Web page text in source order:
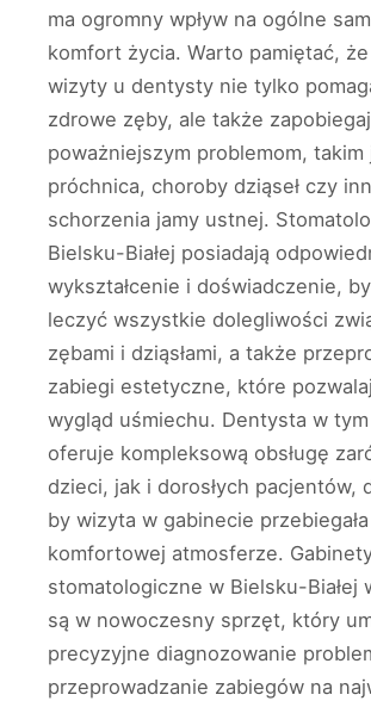
ma ogromny wpływ na ogólne
komfort życia. Warto pamiętać,
wizyty u dentysty nie tylko
zdrowe zęby, ale także
poważniejszym problemom, takim
próchnica, choroby dziąseł czy
schorzenia jamy ustnej.
Bielsku-Białej posiadają
wykształcenie i doświadczenie,
leczyć wszystkie dolegliwości
zębami i dziąsłami, a także
zabiegi estetyczne, które
wygląd uśmiechu. Dentysta w
oferuje kompleksową obsługę
dzieci, jak i dorosłych pacjentów,
by wizyta w gabinecie
komfortowej atmosferze.
stomatologiczne w Bielsku-Białej
są w nowoczesny sprzęt, który
precyzyjne diagnozowanie
przeprowadzanie zabiegów na